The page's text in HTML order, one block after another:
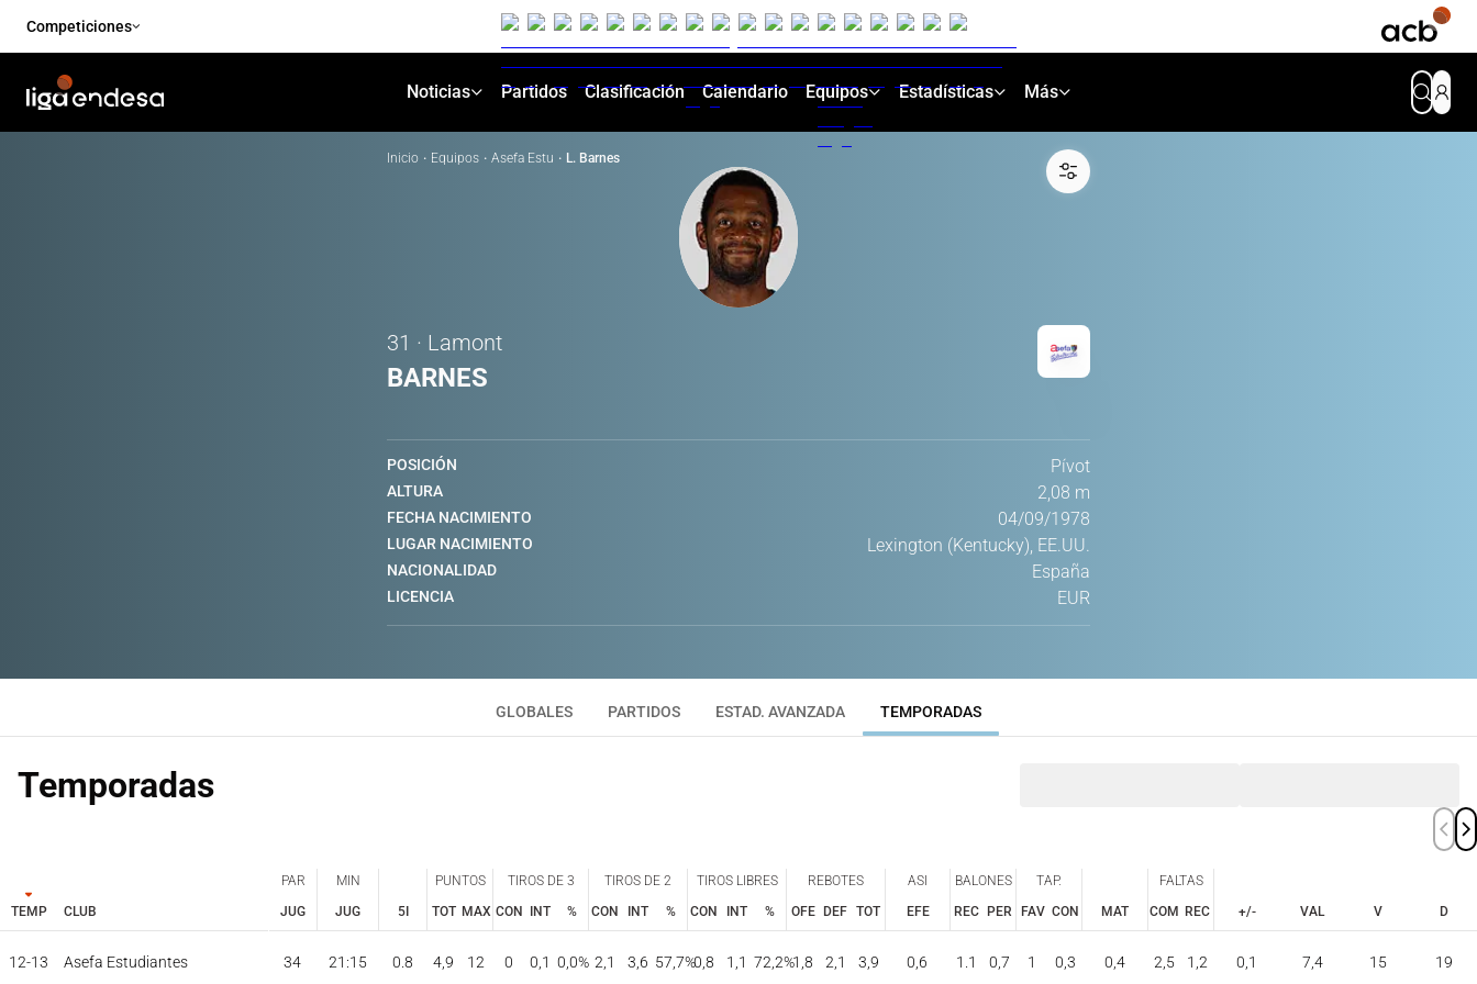
Competiciones
Noticias Partidos Clasificación Calendario Equipos Estadísticas Más
Inicio · Equipos · Asefa Estu · L. Barnes
31 · Lamont
BARNES
POSICIÓN Pívot
ALTURA 2,08 m
FECHA NACIMIENTO 04/09/1978
LUGAR NACIMIENTO Lexington (Kentucky), EE.UU.
NACIONALIDAD España
LICENCIA EUR
GLOBALES PARTIDOS ESTAD. AVANZADA TEMPORADAS
Temporadas
TEMP CLUB
PAR
MIN
5I
PUNTOS TIROS DE 3 TIROS DE 2 TIROS LIBRES REBOTES ASI BALONES
TAP.
MAT
FALTAS
+/-
VAL V D
JUG JUG TOT MAX CON INT % CON INT % CON INT % OFE DEF TOT EFE REC PER FAV CON COM REC
MAT
+/-
VAL
12-13 Asefa Estudiantes 34 21:15 0.8 4,9 12 0 0,1 0,0% 2,1 3,6 57,7%0,8 1,1 72,2%1,8 2,1 3,9 0,6 1.1 0,7 1 0,3 0,4 2,5 1,2 0,1 7,4 15 19